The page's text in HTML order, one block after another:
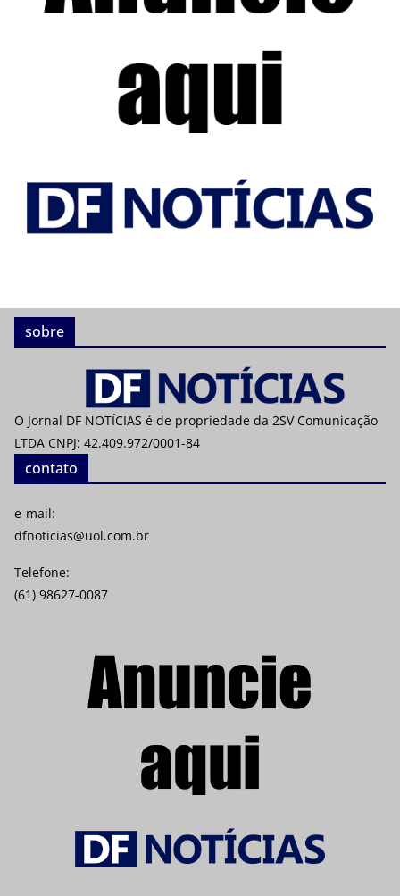
sobre
O Jornal DF NOTÍCIAS é de propriedade da 2SV Comunicação
LTDA CNPJ: 42.409.972/0001-84
contato
e-mail:
dfnoticias@uol.com.br
Telefone:
(61) 98627-0087